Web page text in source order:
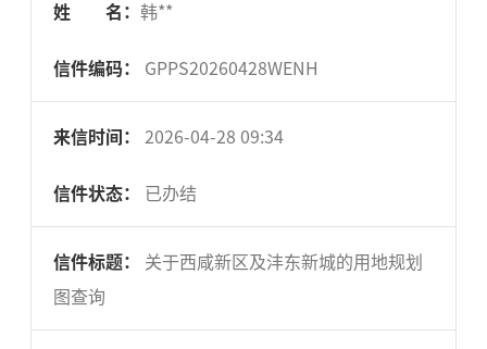
姓 名： 韩**
信件编码： GPPS20260428WENH
来信时间： 2026-04-28 09:34
信件状态： 已办结
信件标题：
关于西咸新区及沣东新城的用地规划
图查询